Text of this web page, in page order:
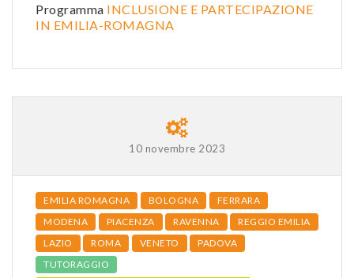
Programma INCLUSIONE E PARTECIPAZIONE
IN EMILIA-ROMAGNA
10 novembre 2023
EMILIA ROMAGNA BOLOGNA
FERRARA
MODENA
PIACENZA RAVENNA
REGGIO EMILIA
LAZIO
ROMA VENETO
PADOVA
TUTORAGGIO